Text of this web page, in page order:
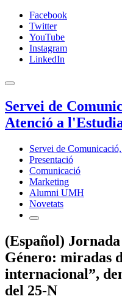
Facebook
Twitter
YouTube
Instagram
LinkedIn
Servei de
Atenció a
Servei de
Presentació
Comunicació
Marketing
Alumni UMH
Novetats
(Español)
Género: miradas
internacional”,
del 25-N